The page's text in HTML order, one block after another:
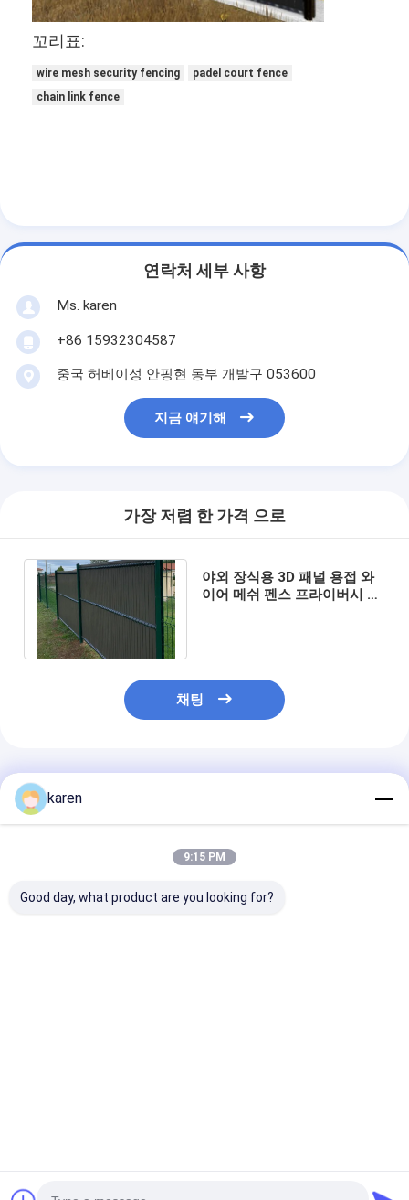
연락처
압출기 필터 스크린
압출기 스크린 팩
니트 와이어 메쉬
건축 금속 메쉬
존슨 스크린 필터
금속 메쉬 펜스
꼬리표:
wire mesh security fencing
padel court fence
chain link fence
연락처 세부 사항
Ms. karen
+86 15932304587
중국 허베이성 안핑현 동부 개발구 053600
지금 얘기해
가장 저렴 한 가격 으로
야외 장식용 3D 패널 용접 와
이어 메쉬 펜스 프라이버시 가
채팅
추천된 제품
karen
9:15 PM
Good day, what product are you looking for?